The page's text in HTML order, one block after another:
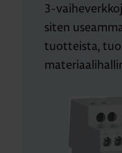
3-
siten
tuotteista,